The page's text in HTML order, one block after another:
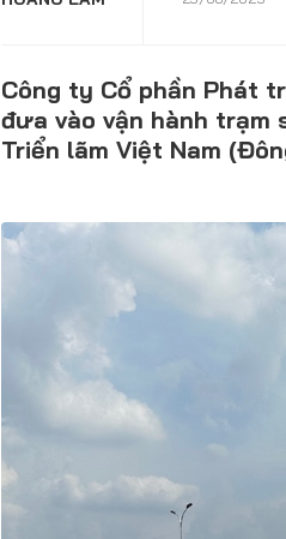
Công ty Cổ phần Phát
đưa vào vận hành
Triển lãm Việt Nam